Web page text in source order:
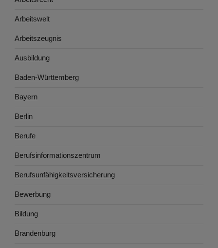
Arbeitswelt
Arbeitszeugnis
Ausbildung
Baden-Württemberg
Bayern
Berlin
Berufe
Berufsinformationszentrum
Berufsunfähigkeitsversicherung
Bewerbung
Bildung
Brandenburg